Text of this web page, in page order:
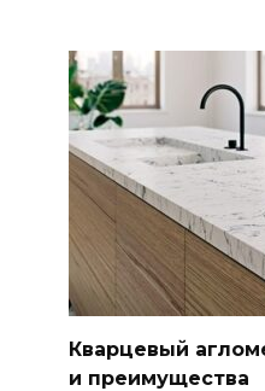
Кварцевый
и преимущества